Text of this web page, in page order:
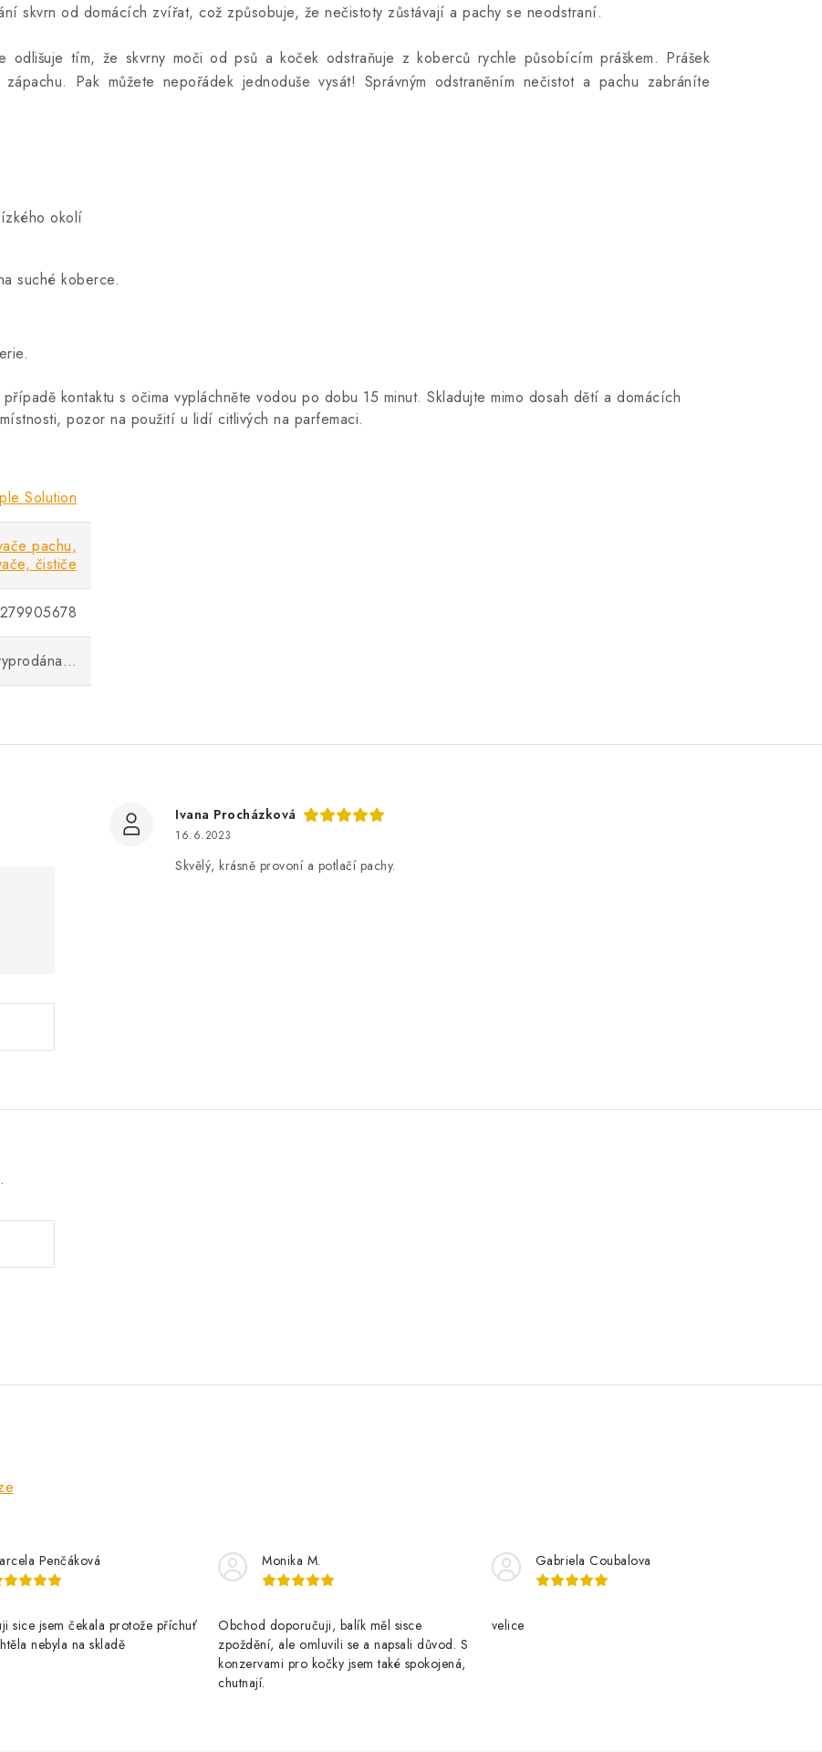
skvrn od domácích zvířat, což způsobuje, že nečistoty zůstávají a pachy se neodstraní.
odlišuje tím, že skvrny moči od psů a koček odstraňuje z koberců rychle působícím práškem. Prášek
Pak můžete nepořádek jednoduše vysát! Správným odstraněním nečistot a pachu zabráníte
okolí
suché koberce.
kontaktu s očima vypláchněte vodou po dobu 15 minut. Skladujte mimo dosah dětí a domácích
pozor na použití u lidí citlivých na parfemaci.
Solution
pachu,
čističe
Ivana Procházková
16.6.2023
Skvělý, krásně provoní a potlačí pachy.
Penčáková
sice jsem čekala protože příchuť
nebyla na skladě
Monika M.
Obchod doporučuji, balík měl sisce
zpoždění, ale omluvili se a napsali důvod. S
konzervami pro kočky jsem také spokojená,
chutnají.
Gabriela Coubalova
velice